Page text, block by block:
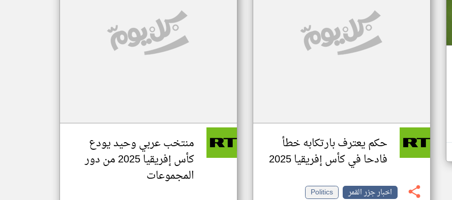
حكم يعترف بارتكابه خطأ
فادحا في كأس إفريقيا 2025
اخبار جزر القمر
Politics
منتخب عربي وحيد يودع
كأس إفريقيا 2025 من دور
المجموعات